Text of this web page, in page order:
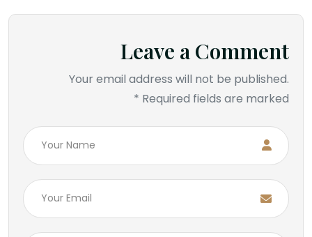
Leave a Comment
Your email address will not be published.
Required fields are marked *